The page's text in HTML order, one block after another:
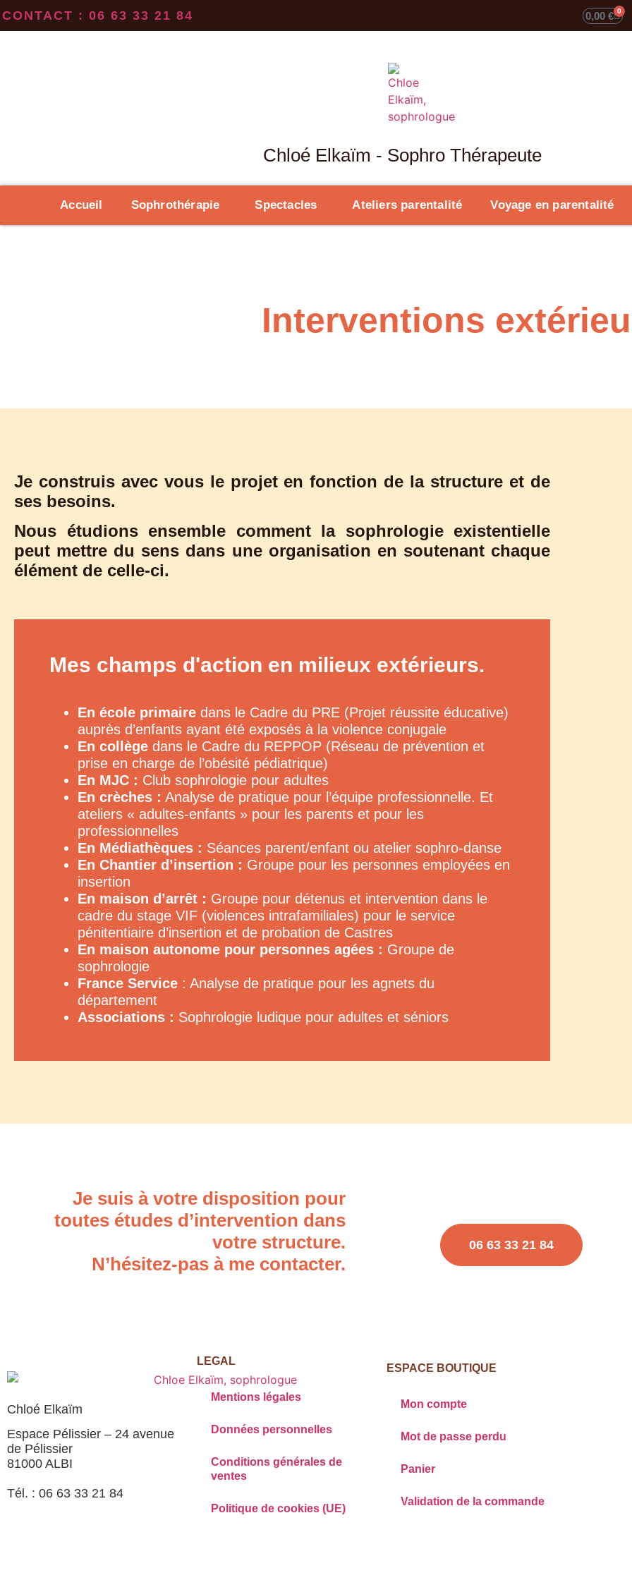
CONTACT : 06 63 33 21 84 0,00€ 0
Chloé Elkaïm - Sophro Thérapeute
Accueil Sophrothérapie Spectacles Ateliers parentalité Voyage en parentalité
Interventions
Je construis avec vous le projet en fonction de la structure et de
ses besoins.
Nous étudions ensemble comment la sophrologie existentielle
peut mettre du sens dans une organisation en soutenant chaque
élément de celle-ci.
Mes champs d'action en milieux extérieurs.
En école primaire dans le Cadre du PRE (Projet réussite éducative)
auprès d’enfants ayant été exposés à la violence conjugale
En collège dans le Cadre du REPPOP (Réseau de prévention et
prise en charge de l’obésité pédiatrique)
En MJC : Club sophrologie pour adultes
En crèches : Analyse de pratique pour l’équipe professionnelle. Et
ateliers « adultes-enfants » pour les parents et pour les
professionnelles
En Médiathèques : Séances parent/enfant ou atelier sophro-danse
En Chantier d’insertion : Groupe pour les personnes employées en
insertion
En maison d’arrêt : Groupe pour détenus et intervention dans le
cadre du stage VIF (violences intrafamiliales) pour le service
pénitentiaire d’insertion et de probation de Castres
En maison autonome pour personnes agées : Groupe de
sophrologie
France Service : Analyse de pratique pour les agnets du
département
Associations : Sophrologie ludique pour adultes et séniors
Je suis à votre disposition pour
toutes études d’intervention dans
votre structure.
N’hésitez-pas à me contacter.
06 63 33 21 84
Chloé Elkaïm
Espace Pélissier – 24 avenue
de Pélissier
81000 ALBI
Tél. : 06 63 33 21 84
LEGAL
Mentions légales
Données personnelles
Conditions générales de
ventes
Politique de cookies (UE)
ESPACE BOUTIQUE
Mon compte
Mot de passe perdu
Panier
Validation de la commande